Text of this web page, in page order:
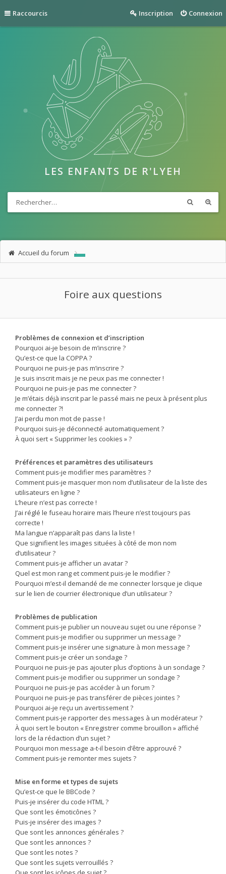
Raccourcis Connexion
Inscription
LES ENFANTS DE R'LYEH
Accueil du forum
Foire aux questions
Problèmes de connexion et d’inscription
Pourquoi ai-je besoin de m’inscrire ?
Qu’est-ce que la COPPA ?
Pourquoi ne puis-je pas m’inscrire ?
Je suis inscrit mais je ne peux pas me connecter !
Pourquoi ne puis-je pas me connecter ?
Je m’étais déjà inscrit par le passé mais ne peux à présent plus
me connecter ?!
J’ai perdu mon mot de passe !
Pourquoi suis-je déconnecté automatiquement ?
À quoi sert « Supprimer les cookies » ?
Préférences et paramètres des utilisateurs
Comment puis-je modifier mes paramètres ?
Comment puis-je masquer mon nom d’utilisateur de la liste des
utilisateurs en ligne ?
L’heure n’est pas correcte !
J’ai réglé le fuseau horaire mais l’heure n’est toujours pas
correcte !
Ma langue n’apparaît pas dans la liste !
Que signifient les images situées à côté de mon nom
d’utilisateur ?
Comment puis-je afficher un avatar ?
Quel est mon rang et comment puis-je le modifier ?
Pourquoi m’est-il demandé de me connecter lorsque je clique
sur le lien de courrier électronique d’un utilisateur ?
Problèmes de publication
Comment puis-je publier un nouveau sujet ou une réponse ?
Comment puis-je modifier ou supprimer un message ?
Comment puis-je insérer une signature à mon message ?
Comment puis-je créer un sondage ?
Pourquoi ne puis-je pas ajouter plus d’options à un sondage ?
Comment puis-je modifier ou supprimer un sondage ?
Pourquoi ne puis-je pas accéder à un forum ?
Pourquoi ne puis-je pas transférer de pièces jointes ?
Pourquoi ai-je reçu un avertissement ?
Comment puis-je rapporter des messages à un modérateur ?
À quoi sert le bouton « Enregistrer comme brouillon » affiché
lors de la rédaction d’un sujet ?
Pourquoi mon message a-t-il besoin d’être approuvé ?
Comment puis-je remonter mes sujets ?
Mise en forme et types de sujets
Qu’est-ce que le BBCode ?
Puis-je insérer du code HTML ?
Que sont les émoticônes ?
Puis-je insérer des images ?
Que sont les annonces générales ?
Que sont les annonces ?
Que sont les notes ?
Que sont les sujets verrouillés ?